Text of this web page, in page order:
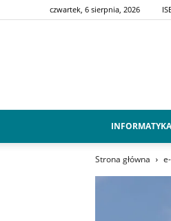
czwartek, 6 sierpnia, 2026
INFORMATYKA
Strona główna